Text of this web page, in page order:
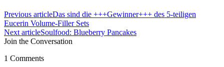
Previous articleDas sind die +++Gewinner+++ des 5-teiligen
Eucerin Volume-Filler Sets
Next articleSoulfood: Blueberry Pancakes
Join the Conversation
1 Comments